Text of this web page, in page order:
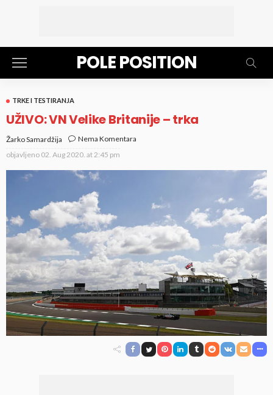
POLE POSITION
TRKE I TESTIRANJA
UŽIVO: VN Velike Britanije – trka
Žarko Samardžija
Nema Komentara
objavljeno 02. Aug 2020. at 2:45 pm